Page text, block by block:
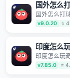
国外怎么
国外怎么打
站，专业回
视频、爱奇
示录、明日
园等国内各
学生、港澳
加速服务，
v9.0.20 ⭐
印度怎么
印度怎么玩
VPN，帮助
版权限制问
v7.85.0 ⭐